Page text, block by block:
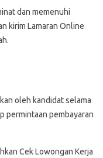
dan memenuhi
kirim Lamaran Online
oleh kandidat selama
permintaan pembayaran
Cek Lowongan Kerja